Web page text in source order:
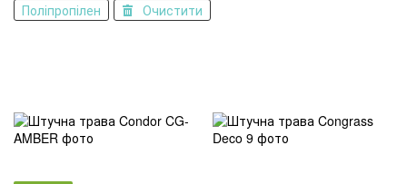
Поліпропілен Очистити